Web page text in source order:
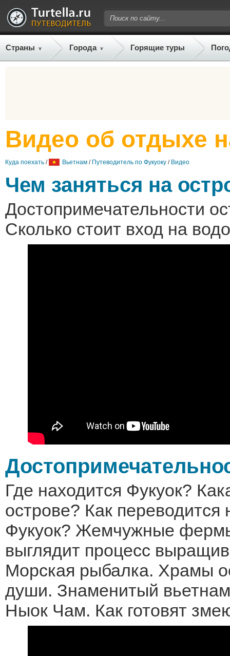
Страны Города Горящие туры
Видео об отдыхе
Куда поехать / Вьетнам / Путеводитель по Фукуоку / Видео
Чем заняться на
Достопримечательности
Сколько стоит вход на
Где находится Фукуок?
острове? Как переводится
Фукуок? Жемчужные
выглядит процесс
Морская рыбалка. Храмы
души. Знаменитый
Ныок Чам. Как готовят